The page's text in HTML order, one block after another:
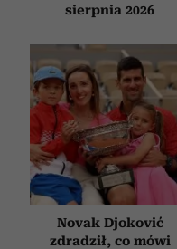
sierpnia 2026
Novak Djoković
zdradził, co mówi